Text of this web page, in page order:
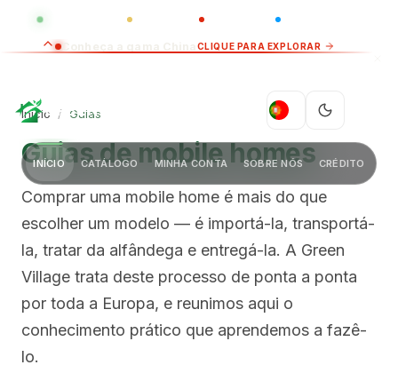
GLOBAL CHINA
GREEN VILLAGE PT
INÍCIO CATÁLOGO MINHA CONTA SOBRE NÓS CRÉDITO
Início / Guias
Guias de mobile homes
Comprar uma mobile home é mais do que
escolher um modelo — é importá-la, transportá-
la, tratar da alfândega e entregá-la. A Green
Village trata deste processo de ponta a ponta
por toda a Europa, e reunimos aqui o
conhecimento prático que aprendemos a fazê-
lo.
Conheça a gama China CLIQUE PARA EXPLORAR